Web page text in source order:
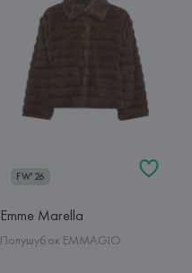
FW'26
Emme Marella
Полушубок EMMAGIO